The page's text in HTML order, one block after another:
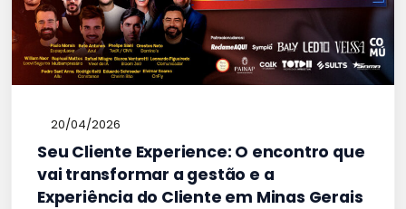
20/04/2026
Seu Cliente Experience: O encontro que
vai transformar a gestão e a
Experiência do Cliente em Minas Gerais